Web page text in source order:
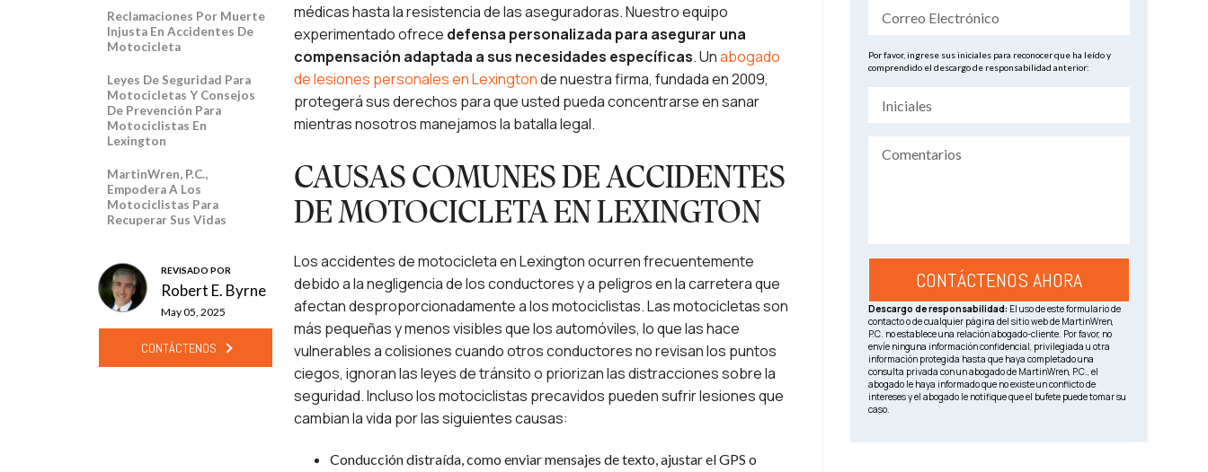
Reclamaciones Por Muerte
Injusta En Accidentes De
Motocicleta
Leyes De Seguridad Para
Motocicletas Y Consejos
De Prevención Para
Motociclistas En
Lexington
MartinWren, P.C.,
Empodera A Los
Motociclistas Para
Recuperar Sus Vidas
REVISADO POR
Robert E. Byrne
May 05, 2025
CONTÁCTENOS
médicas hasta la resistencia de las aseguradoras. Nuestro equipo
experimentado ofrece defensa personalizada para asegurar una
compensación adaptada a sus necesidades específicas. Unabogado
de lesiones personales en Lexingtonde nuestra firma, fundada en 2009,
protegerá sus derechos para que usted pueda concentrarse en sanar
mientras nosotros manejamos la batalla legal.
CAUSAS COMUNES DE ACCIDENTES
DE MOTOCICLETA EN LEXINGTON
Los accidentes de motocicleta en Lexington ocurren frecuentemente
debido a la negligencia de los conductores y a peligros en la carretera que
afectan desproporcionadamente a los motociclistas. Las motocicletas son
más pequeñas y menos visibles que los automóviles, lo que las hace
vulnerables a colisiones cuando otros conductores no revisan los puntos
ciegos, ignoran las leyes de tránsito o priorizan las distracciones sobre la
seguridad. Incluso los motociclistas precavidos pueden sufrir lesiones que
cambian la vida por las siguientes causas:
Conducción distraída, como enviar mensajes de texto, ajustar el GPS o
Por favor, ingrese sus iniciales para reconocer que ha leído y
comprendido el descargo de responsabilidad anterior:
Descargo de responsabilidad: El uso de este formulario de
contacto o de cualquier página del sitio web de MartinWren,
P.C. no establece una relación abogado-cliente. Por favor, no
envíe ninguna información confidencial, privilegiada u otra
información protegida hasta que haya completado una
consulta privada con un abogado de MartinWren, P.C., el
abogado le haya informado que no existe un conflicto de
intereses y el abogado le notifique que el bufete puede tomar su
caso.